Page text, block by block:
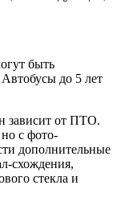
быть
до 5 лет
зависит от ПТО.
с фото-
дополнительные
схождения,
стекла и